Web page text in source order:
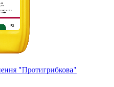
"Протигрибкова"